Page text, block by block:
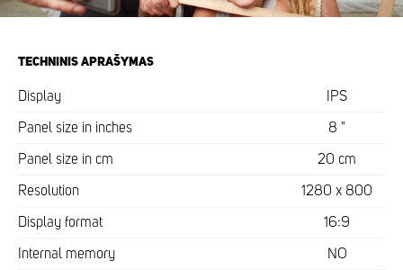
TECHNINIS APRAŠYMAS
Display IPS
Panel size in inches 8 "
Panel size in cm 20 cm
Resolution 1280 x 800
Display format 16:9
Internal memory NO